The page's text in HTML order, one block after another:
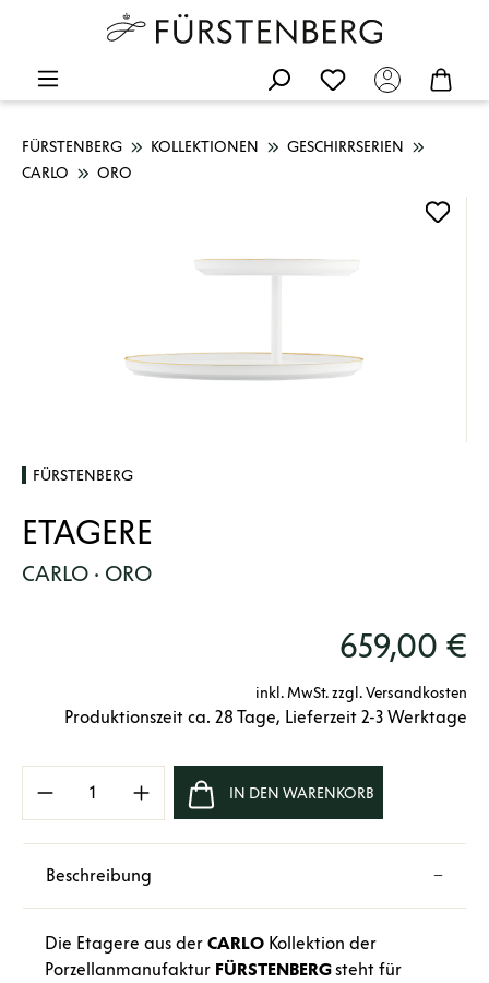
FÜRSTENBERG KOLLEKTIONEN
GESCHIRRSERIEN
CARLO
ORO
FÜRSTENBERG
ETAGERE
CARLO · ORO
659,00 €
inkl. MwSt. zzgl. Versandkosten
Produktionszeit ca. 28 Tage, Lieferzeit 2-3 Werktage
Produkt Anzahl: Gib den gewünschten
IN DEN WARENKORB
Beschreibung
Die Etagere aus der CARLO Kollektion der
Porzellanmanufaktur FÜRSTENBERGsteht für